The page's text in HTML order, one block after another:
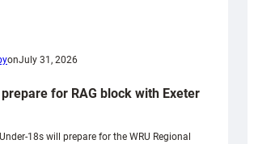
onJuly 31, 2026
for RAG block with Exeter
18s will prepare for the WRU Regional